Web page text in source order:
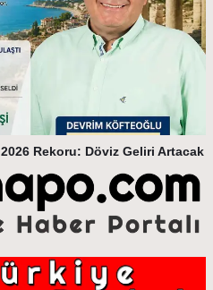
Rekoru: Döviz Geliri Artacak